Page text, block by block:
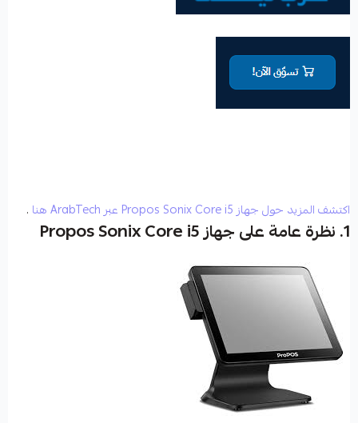
اكتشف المزيد حول جهاز Propos Sonix Core i5 عبر ArabTech هنا .
1. نظرة عامة على جهاز Propos Sonix Core i5